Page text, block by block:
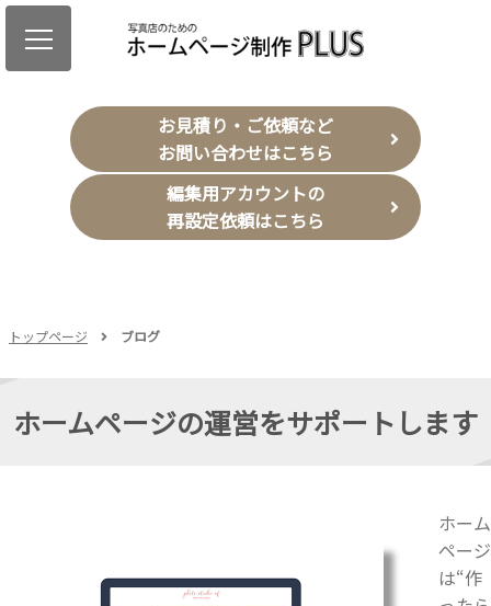
お見積り・ご依頼など
お問い合わせはこちら
編集用アカウントの
再設定依頼はこちら
トップページ ブログ
ホームページの運営をサポートします
ホーム
ページ
は“作